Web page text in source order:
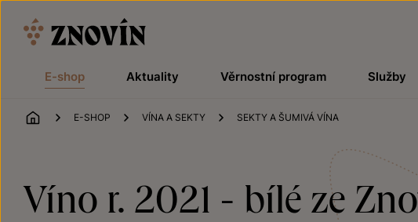
E-shop Aktuality Věrnostní program Služby
ÚVOD
E-SHOP VÍNA A SEKTY SEKTY A ŠUMIVÁ VÍNA
Víno r. 2021 - bílé ze